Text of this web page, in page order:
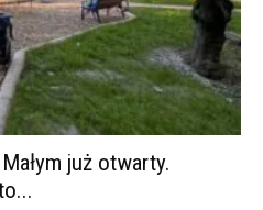
już otwarty.